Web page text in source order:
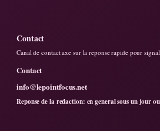
Contact
Canal de contact axe sur la reponse rapide pour
Contact
info@lepointfocus.net
Reponse de la redaction: en general sous un jour